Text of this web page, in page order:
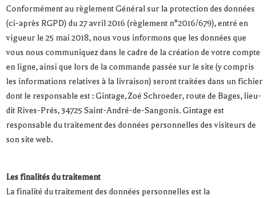
Conformément au règlement Général sur la protection des données
(ci-après RGPD) du 27 avril 2016 (règlement n°2016/679), entré en
vigueur le 25 mai 2018, nous vous informons que les données que
vous nous communiquez dans le cadre de la création de votre compte
en ligne, ainsi que lors de la commande passée sur le site (y compris
les informations relatives à la livraison) seront traitées dans un fichier
dont le responsable est : Gintage, Zoé Schroeder, route de Bages, lieu-
dit Rives-Prés, 34725 Saint-André-de-Sangonis. Gintage est
responsable du traitement des données personnelles des visiteurs de
son site web.
Les finalités du traitement
La finalité du traitement des données personnelles est la